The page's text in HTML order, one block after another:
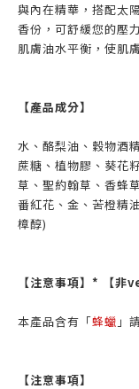
與內在精華，搭配太
香份，可舒緩您的壓
肌膚油水平衡，使肌
【產品成分】
水、酪梨油、穀物酒
蔗糖、植物膠、葵花
草、聖約翰草、香蜂
番紅花、金、苦橙精
樟醇)
【注意事項】* 【非
本產品含有「蜂蠟 」
【注意事項】